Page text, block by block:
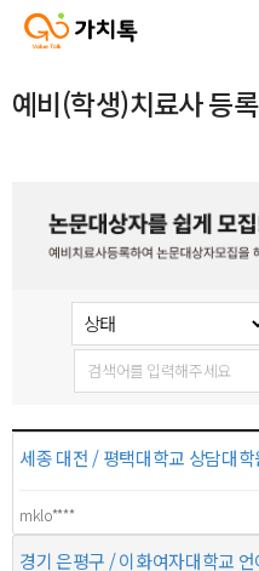
예비(학생)치료사 등록
mklo****